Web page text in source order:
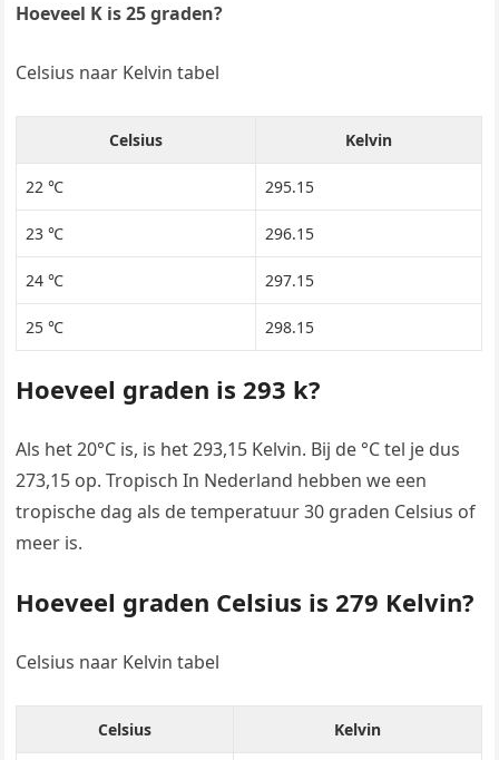
Hoeveel K is 25 graden?
Celsius naar Kelvin tabel
Celsius Kelvin
22 ℃ 295.15
23 ℃ 296.15
24 ℃ 297.15
25 ℃ 298.15
Hoeveel graden is 293 k?
Als het 20°C is, is het 293,15 Kelvin. Bij de °C tel je dus
273,15 op. Tropisch In Nederland hebben we een
tropische dag als de temperatuur 30 graden Celsius of
meer is.
Hoeveel graden Celsius is 279 Kelvin?
Celsius naar Kelvin tabel
Celsius Kelvin